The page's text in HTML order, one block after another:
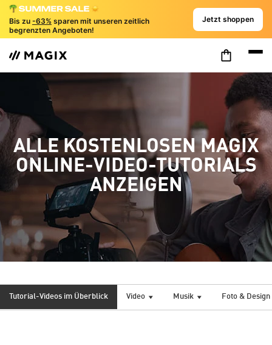
Bis zu -63% sparen mit unseren zeitlich
begrenzten Angeboten!
Jetzt shoppen
ALLE KOSTENLOSEN MAGIX
ONLINE-VIDEO-TUTORIALS
ANZEIGEN
Tutorial-Videos im Überblick Video Musik Foto & Design